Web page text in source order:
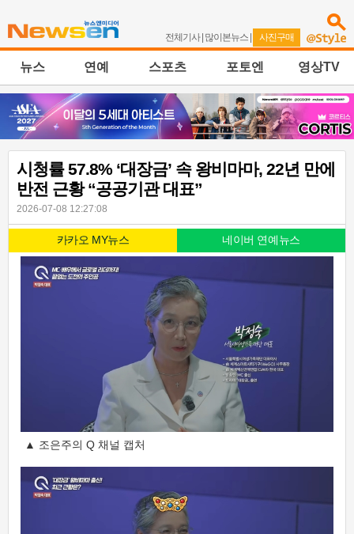
전체기사| 많이본뉴스 | 사진구매
뉴스 연예 스포츠 포토엔 영상TV
시청률 57.8% ‘대장금’ 속 왕비마마, 22년 만에
반전 근황 “공공기관 대표”
2026-07-08 12:27:08
카카오 MY뉴스 네이버 연예뉴스
▲ 조은주의 Q 채널 캡처